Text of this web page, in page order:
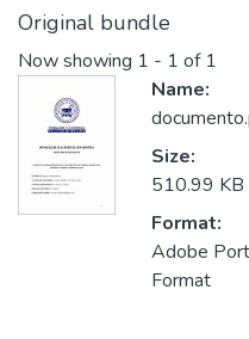
Original bundle
Now showing 1 - 1 of 1
Name:
Size:
510.99 KB
Format:
Adobe
Format